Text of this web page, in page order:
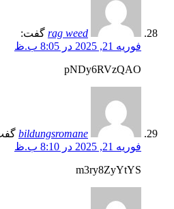
rag weed گفت:
فوریه 21, 2025 در 8:05 ب.ظ
pNDy6RVzQAO
bildungsromane
فوریه 21, 2025 در 8:10 ب.ظ
m3ry8ZyYtYS